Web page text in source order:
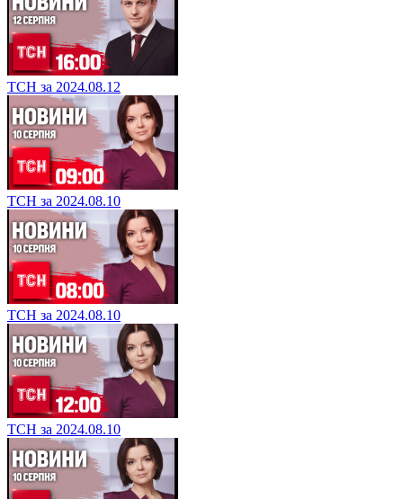
ТСН за 2024.08.12
ТСН за 2024.08.10
ТСН за 2024.08.10
ТСН за 2024.08.10